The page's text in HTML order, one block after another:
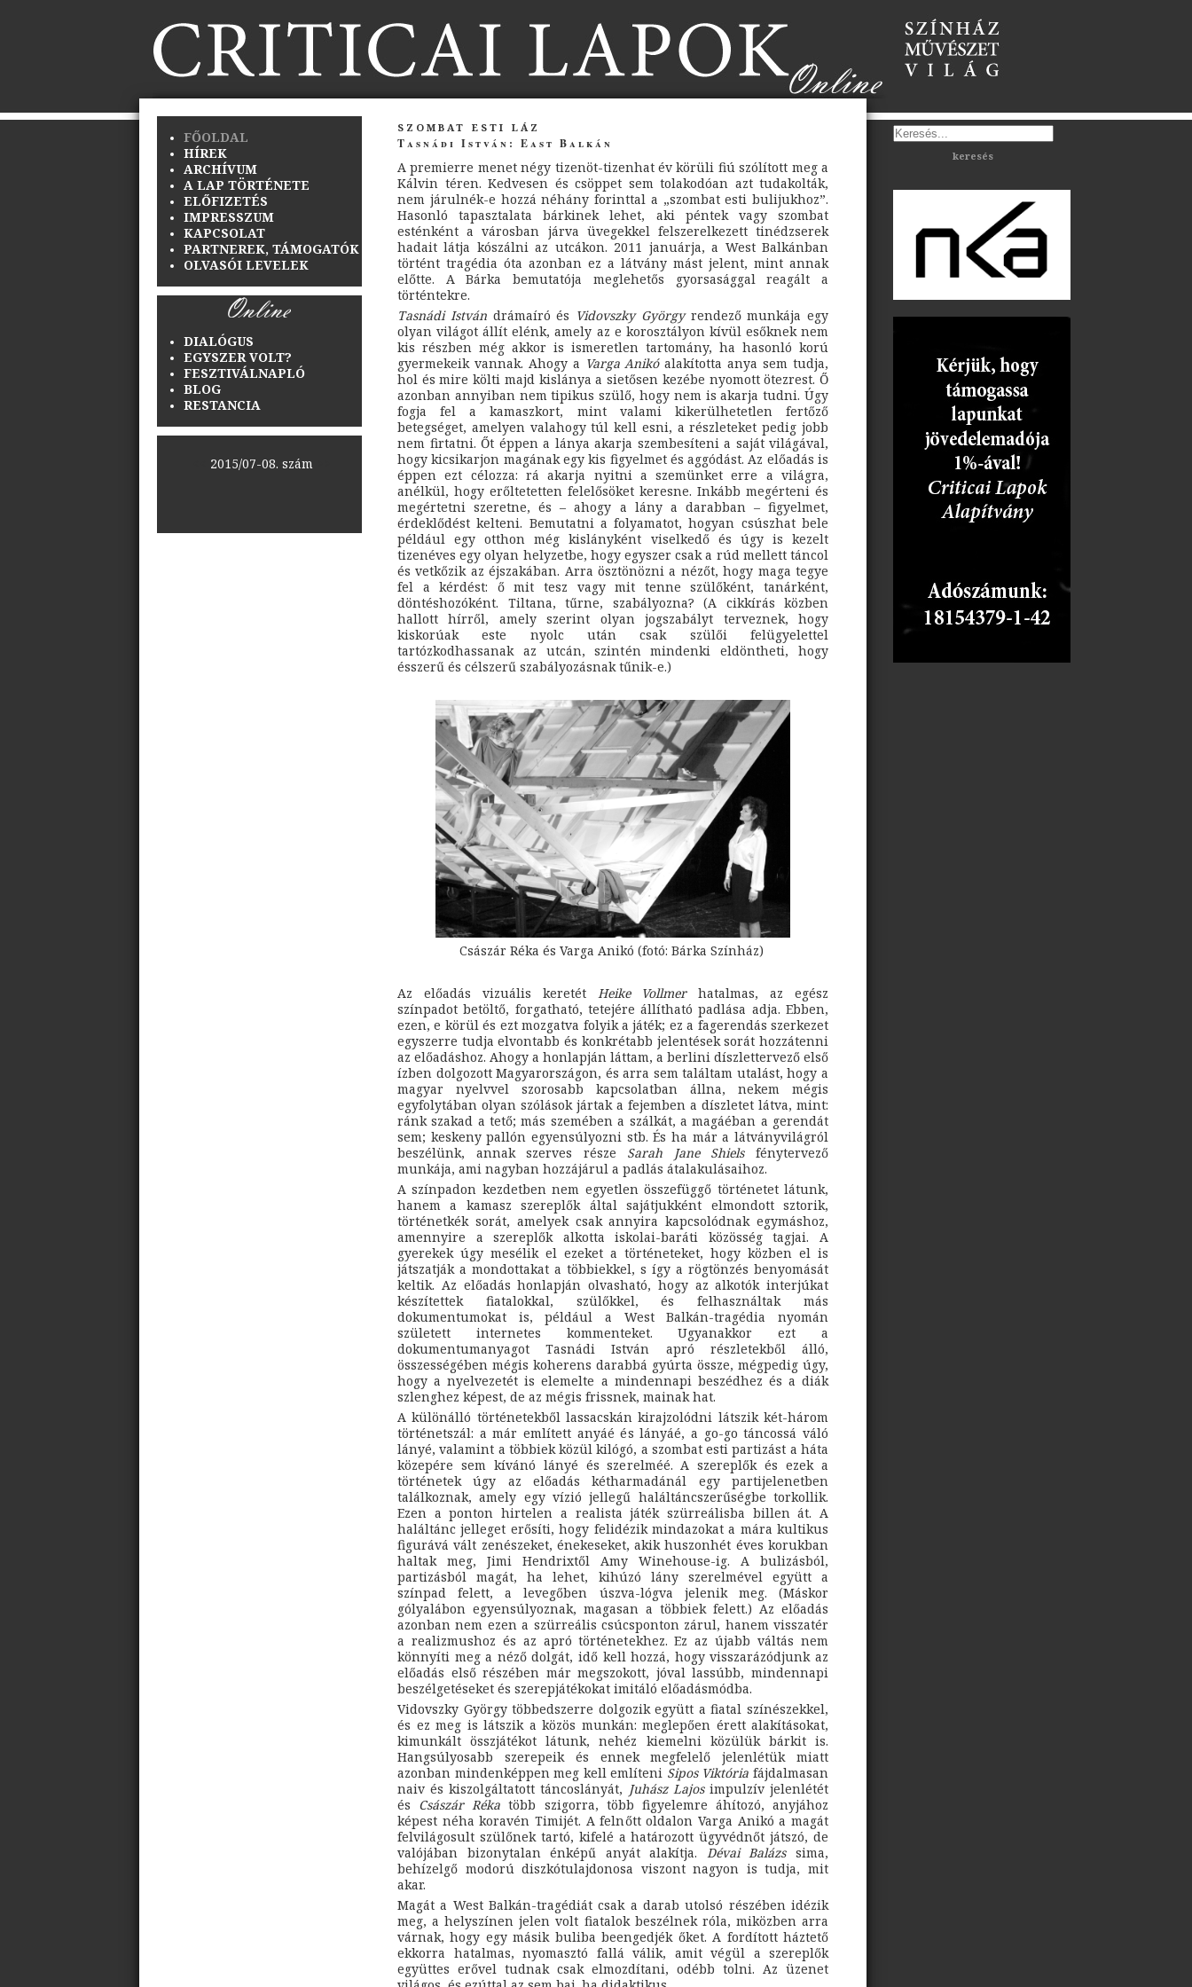
FŐOLDAL
HÍREK
ARCHÍVUM
A LAP TÖRTÉNETE
ELŐFIZETÉS
IMPRESSZUM
KAPCSOLAT
PARTNEREK, TÁMOGATÓK
OLVASÓI LEVELEK
DIALÓGUS
EGYSZER VOLT?
FESZTIVÁLNAPLÓ
BLOG
RESTANCIA
2015/07-08. szám>>
szombat esti láz
Tasnádi István: East Balkán
A premierre menet négy tizenöt-tizenhat év körüli fiú szólított meg a
Kálvin téren. Kedvesen és csöppet sem tolakodóan azt tudakolták,
nem járulnék-e hozzá néhány forinttal a „szombat esti bulijukhoz”.
Hasonló tapasztalata bárkinek lehet, aki péntek vagy szombat
esténként a városban járva üvegekkel felszerelkezett tinédzserek
hadait látja kószálni az utcákon. 2011 januárja, a West Balkánban
történt tragédia óta azonban ez a látvány mást jelent, mint annak
előtte. A Bárka bemutatója meglehetős gyorsasággal reagált a
történtekre.
Tasnádi Istvándrámaíró és Vidovszky Györgyrendező munkája egy
olyan világot állít elénk, amely az e korosztályon kívül esőknek nem
kis részben még akkor is ismeretlen tartomány, ha hasonló korú
gyermekeik vannak. Ahogy a Varga Anikóalakította anya sem tudja,
hol és mire költi majd kislánya a sietősen kezébe nyomott ötezrest. Ő
azonban annyiban nem tipikus szülő, hogy nem is akarja tudni. Úgy
fogja fel a kamaszkort, mint valami kikerülhetetlen fertőző
betegséget, amelyen valahogy túl kell esni, a részleteket pedig jobb
nem firtatni. Őt éppen a lánya akarja szembesíteni a saját világával,
hogy kicsikarjon magának egy kis figyelmet és aggódást. Az előadás is
éppen ezt célozza: rá akarja nyitni a szemünket erre a világra,
anélkül, hogy erőltetetten felelősöket keresne. Inkább megérteni és
megértetni szeretne, és – ahogy a lány a darabban – figyelmet,
érdeklődést kelteni. Bemutatni a folyamatot, hogyan csúszhat bele
például egy otthon még kislányként viselkedő és úgy is kezelt
tizenéves egy olyan helyzetbe, hogy egyszer csak a rúd mellett táncol
és vetkőzik az éjszakában. Arra ösztönözni a nézőt, hogy maga tegye
fel a kérdést: ő mit tesz vagy mit tenne szülőként, tanárként,
döntéshozóként. Tiltana, tűrne, szabályozna? (A cikkírás közben
hallott hírről, amely szerint olyan jogszabályt terveznek, hogy
kiskorúak este nyolc után csak szülői felügyelettel
tartózkodhassanak az utcán, szintén mindenki eldöntheti, hogy
ésszerű és célszerű szabályozásnak tűnik-e.)
Császár Réka és Varga Anikó (fotó: Bárka Színház)
Az előadás vizuális keretét Heike Vollmerhatalmas, az egész
színpadot betöltő, forgatható, tetejére állítható padlása adja. Ebben,
ezen, e körül és ezt mozgatva folyik a játék; ez a fagerendás szerkezet
egyszerre tudja elvontabb és konkrétabb jelentések sorát hozzátenni
az előadáshoz. Ahogy a honlapján láttam, a berlini díszlettervező első
ízben dolgozott Magyarországon, és arra sem találtam utalást, hogy a
magyar nyelvvel szorosabb kapcsolatban állna, nekem mégis
egyfolytában olyan szólások jártak a fejemben a díszletet látva, mint:
ránk szakad a tető; más szemében a szálkát, a magáéban a gerendát
sem; keskeny pallón egyensúlyozni stb. És ha már a látványvilágról
beszélünk, annak szerves része Sarah Jane Shielsfénytervező
munkája, ami nagyban hozzájárul a padlás átalakulásaihoz.
A színpadon kezdetben nem egyetlen összefüggő történetet látunk,
hanem a kamasz szereplők által sajátjukként elmondott sztorik,
történetkék sorát, amelyek csak annyira kapcsolódnak egymáshoz,
amennyire a szereplők alkotta iskolai-baráti közösség tagjai. A
gyerekek úgy mesélik el ezeket a történeteket, hogy közben el is
játszatják a mondottakat a többiekkel, s így a rögtönzés benyomását
keltik. Az előadás honlapján olvasható, hogy az alkotók interjúkat
készítettek fiatalokkal, szülőkkel, és felhasználtak más
dokumentumokat is, például a West Balkán-tragédia nyomán
született internetes kommenteket. Ugyanakkor ezt a
dokumentumanyagot Tasnádi István apró részletekből álló,
összességében mégis koherens darabbá gyúrta össze, mégpedig úgy,
hogy a nyelvezetét is elemelte a mindennapi beszédhez és a diák
szlenghez képest, de az mégis frissnek, mainak hat.
A különálló történetekből lassacskán kirajzolódni látszik két-három
történetszál: a már említett anyáé és lányáé, a go-go táncossá váló
lányé, valamint a többiek közül kilógó, a szombat esti partizást a háta
közepére sem kívánó lányé és szerelméé. A szereplők és ezek a
történetek úgy az előadás kétharmadánál egy partijelenetben
találkoznak, amely egy vízió jellegű haláltáncszerűségbe torkollik.
Ezen a ponton hirtelen a realista játék szürreálisba billen át. A
haláltánc jelleget erősíti, hogy felidézik mindazokat a mára kultikus
figurává vált zenészeket, énekeseket, akik huszonhét éves korukban
haltak meg, Jimi Hendrixtől Amy Winehouse-ig. A bulizásból,
partizásból magát, ha lehet, kihúzó lány szerelmével együtt a
színpad felett, a levegőben úszva-lógva jelenik meg. (Máskor
gólyalábon egyensúlyoznak, magasan a többiek felett.) Az előadás
azonban nem ezen a szürreális csúcsponton zárul, hanem visszatér
a realizmushoz és az apró történetekhez. Ez az újabb váltás nem
könnyíti meg a néző dolgát, idő kell hozzá, hogy visszarázódjunk az
előadás első részében már megszokott, jóval lassúbb, mindennapi
beszélgetéseket és szerepjátékokat imitáló előadásmódba.
Vidovszky György többedszerre dolgozik együtt a fiatal színészekkel,
és ez meg is látszik a közös munkán: meglepően érett alakításokat,
kimunkált összjátékot látunk, nehéz kiemelni közülük bárkit is.
Hangsúlyosabb szerepeik és ennek megfelelő jelenlétük miatt
azonban mindenképpen meg kell említeni Sipos Viktória fájdalmasan
naiv és kiszolgáltatott táncoslányát, Juhász Lajosimpulzív jelenlétét
és Császár Réka több szigorra, több figyelemre áhítozó, anyjához
képest néha koravén Timijét. A felnőtt oldalon Varga Anikó a magát
felvilágosult szülőnek tartó, kifelé a határozott ügyvédnőt játszó, de
valójában bizonytalan énképű anyát alakítja. Dévai Balázssima,
behízelgő modorú diszkótulajdonosa viszont nagyon is tudja, mit
akar.
Magát a West Balkán-tragédiát csak a darab utolsó részében idézik
meg, a helyszínen jelen volt fiatalok beszélnek róla, miközben arra
várnak, hogy egy másik buliba beengedjék őket. A fordított háztető
ekkorra hatalmas, nyomasztó fallá válik, amit végül a szereplők
együttes erővel tudnak csak elmozdítani, odébb tolni. Az üzenet
keresés